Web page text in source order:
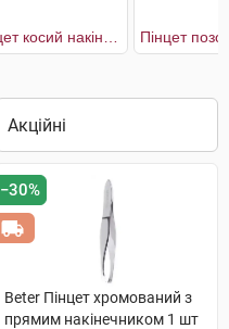
−30%
Beter Пінцет хромований з
прямим накінечником 1 шт